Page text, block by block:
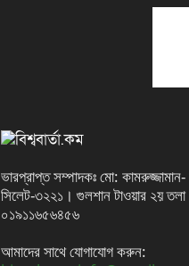
ভারপ্রাপ্ত সম্পাদকঃ মো: কামরুজ্জামান-
সিলেট-৩২২১। গুলশান টাওয়ার ২য়
০১৯১১৬৫৬৪৫৬
আমাদের সাথে যোগাযোগ করুন: